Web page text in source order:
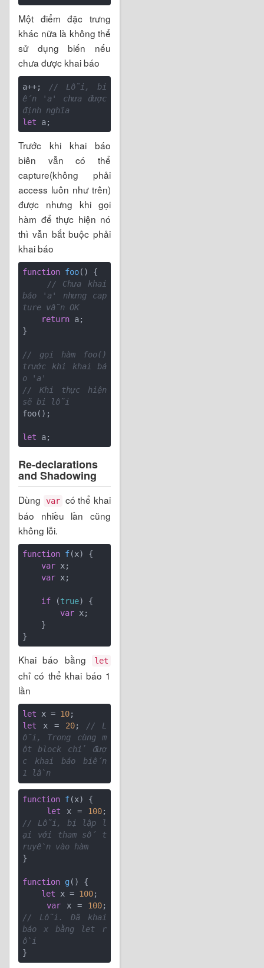
Một điểm đặc trưng
khác nữa là không thể
sử dụng biến nếu
chưa được khai báo
a++;
// Lỗi, bi
ến 'a' chưa được
định nghĩa
let
Trước khi khai báo
biên vẫn có thể
capture(không phải
access luôn như trên)
được nhưng khi gọi
hàm để thực hiện nó
thì vẫn bắt buộc phải
khai báo
function foo( ) {
// Chưa khai
báo 'a' nhưng cap
ture vẫn OK
return a;
}
// gọi hàm foo()
trước khi khai bá
o 'a'
// Khi thực hiện
sẽ bi lỗi
foo();
let
Re-declarations
and Shadowing
Dùng var có thể khai
báo nhiều lần cũng
không lỗi.
function f(x) {
var x;
var x;
if (true) {
var x;
Khai báo bằng let
chỉ có thể khai báo 1
lần
let x = 10
let x = 20; // L
ỗi, Trong cùng m
ột block chỉ đượ
c khai báo biến
1 lần
function f(x) {
let x = 100
// Lỗi, bị lập l
ại với tham số t
ruyền vào hàm
}
function g ( ) {
let x = 100;
var x = 100
// Lỗi. Đã khai
báo x bằng let r
ồi